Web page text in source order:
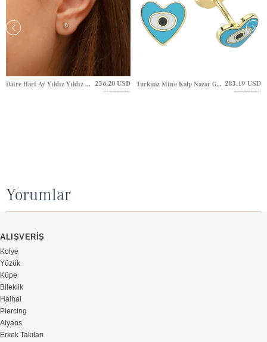
Daire Harf Ay Yıldız Yıldız Çivili Altın Küpe 236.20 USD
314.93 USD
Turkuaz Mine Kalp Nazar Göz Çivili Altın Küpe 283.19 USD
377.59 USD
Yorumlar
ALIŞVERİŞ
Kolye
Yüzük
Küpe
Bileklik
Halhal
Piercing
Alyans
Erkek Takıları